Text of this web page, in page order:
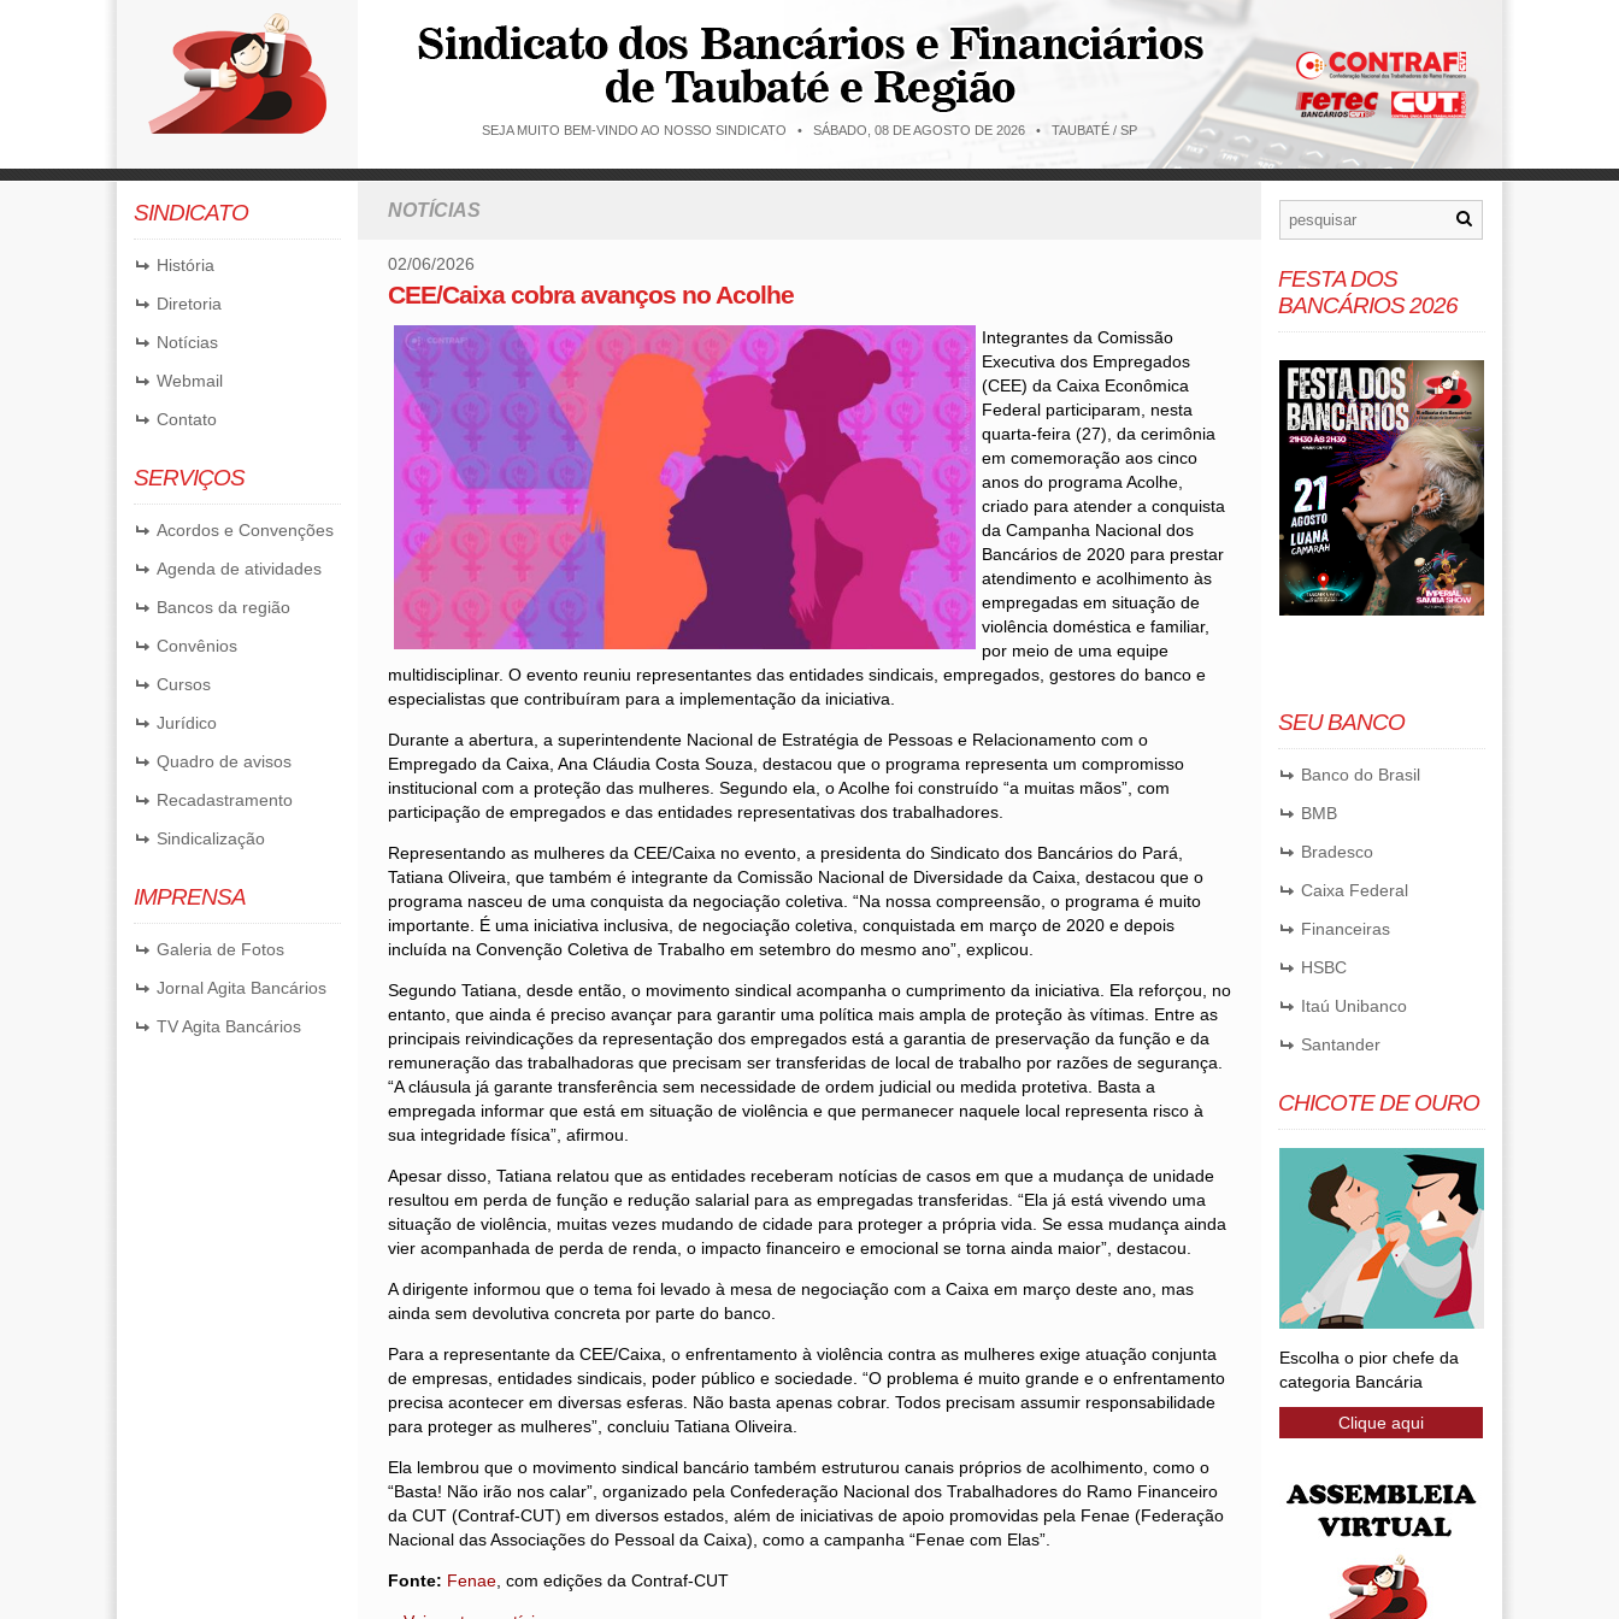
SEJA MUITO BEM-VINDO AO NOSSO SINDICATO • SÁBADO, 08 DE AGOSTO DE 2026 • TAUBATÉ / SP
SINDICATO
História
Diretoria
Notícias
Webmail
Contato
SERVIÇOS
Acordos e Convenções
Agenda de atividades
Bancos da região
Convênios
Cursos
Jurídico
Quadro de avisos
Recadastramento
Sindicalização
IMPRENSA
Galeria de Fotos
Jornal Agita Bancários
TV Agita Bancários
NOTÍCIAS
02/06/2026
CEE/Caixa cobra avanços no Acolhe
Integrantes da Comissão
Executiva dos Empregados
(CEE) da Caixa Econômica
Federal participaram, nesta
quarta-feira (27), da cerimônia
em comemoração aos cinco
anos do programa Acolhe,
criado para atender a conquista
da Campanha Nacional dos
Bancários de 2020 para prestar
atendimento e acolhimento às
empregadas em situação de
violência doméstica e familiar,
por meio de uma equipe
multidisciplinar. O evento reuniu representantes das entidades sindicais, empregados, gestores do banco e
especialistas que contribuíram para a implementação da iniciativa.
Durante a abertura, a superintendente Nacional de Estratégia de Pessoas e Relacionamento com o
Empregado da Caixa, Ana Cláudia Costa Souza, destacou que o programa representa um compromisso
institucional com a proteção das mulheres. Segundo ela, o Acolhe foi construído “a muitas mãos”, com
participação de empregados e das entidades representativas dos trabalhadores.
Representando as mulheres da CEE/Caixa no evento, a presidenta do Sindicato dos Bancários do Pará,
Tatiana Oliveira, que também é integrante da Comissão Nacional de Diversidade da Caixa, destacou que o
programa nasceu de uma conquista da negociação coletiva. “Na nossa compreensão, o programa é muito
importante. É uma iniciativa inclusiva, de negociação coletiva, conquistada em março de 2020 e depois
incluída na Convenção Coletiva de Trabalho em setembro do mesmo ano”, explicou.
Segundo Tatiana, desde então, o movimento sindical acompanha o cumprimento da iniciativa. Ela reforçou, no
entanto, que ainda é preciso avançar para garantir uma política mais ampla de proteção às vítimas. Entre as
principais reivindicações da representação dos empregados está a garantia de preservação da função e da
remuneração das trabalhadoras que precisam ser transferidas de local de trabalho por razões de segurança.
“A cláusula já garante transferência sem necessidade de ordem judicial ou medida protetiva. Basta a
empregada informar que está em situação de violência e que permanecer naquele local representa risco à
sua integridade física”, afirmou.
Apesar disso, Tatiana relatou que as entidades receberam notícias de casos em que a mudança de unidade
resultou em perda de função e redução salarial para as empregadas transferidas. “Ela já está vivendo uma
situação de violência, muitas vezes mudando de cidade para proteger a própria vida. Se essa mudança ainda
vier acompanhada de perda de renda, o impacto financeiro e emocional se torna ainda maior”, destacou.
A dirigente informou que o tema foi levado à mesa de negociação com a Caixa em março deste ano, mas
ainda sem devolutiva concreta por parte do banco.
Para a representante da CEE/Caixa, o enfrentamento à violência contra as mulheres exige atuação conjunta
de empresas, entidades sindicais, poder público e sociedade. “O problema é muito grande e o enfrentamento
precisa acontecer em diversas esferas. Não basta apenas cobrar. Todos precisam assumir responsabilidade
para proteger as mulheres”, concluiu Tatiana Oliveira.
Ela lembrou que o movimento sindical bancário também estruturou canais próprios de acolhimento, como o
“Basta! Não irão nos calar”, organizado pela Confederação Nacional dos Trabalhadores do Ramo Financeiro
da CUT (Contraf-CUT) em diversos estados, além de iniciativas de apoio promovidas pela Fenae (Federação
Nacional das Associações do Pessoal da Caixa), como a campanha “Fenae com Elas”.
Fonte: Fenae , com edições da Contraf-CUT
FESTA DOS
BANCÁRIOS 2026
SEU BANCO
Banco do Brasil
BMB
Bradesco
Caixa Federal
Financeiras
HSBC
Itaú Unibanco
Santander
CHICOTE DE OURO
Escolha o pior chefe da
categoria Bancária
Clique aqui